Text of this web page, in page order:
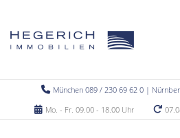
München 089 / 230 69 62 0 |
Mo. - Fr. 09.00 - 18.00 Uhr